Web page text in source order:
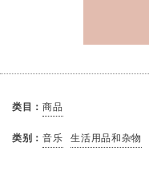
类目：商品
类别：音乐 生活用品和杂物